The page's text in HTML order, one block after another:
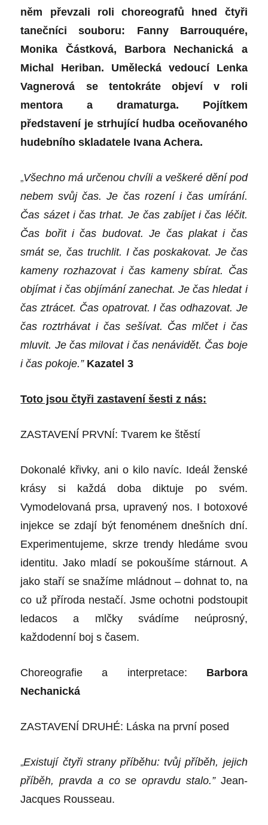
něm převzali roli choreografů hned čtyři
tanečníci souboru: Fanny Barrouquére,
Monika Částková, Barbora Nechanická a
Michal Heriban. Umělecká vedoucí Lenka
Vagnerová se tentokráte objeví v roli
mentora a dramaturga. Pojítkem
představení je strhující hudba oceňovaného
hudebního skladatele Ivana Achera.
„Všechno má určenou chvíli a veškeré dění pod
nebem svůj čas. Je čas rození i čas umírání.
Čas sázet i čas trhat. Je čas zabíjet i čas léčit.
Čas bořit i čas budovat. Je čas plakat i čas
smát se, čas truchlit. Ičas poskakovat. Je čas
kameny rozhazovat i čas kameny sbírat. Čas
objímat i čas objímání zanechat. Je čas hledat i
čas ztrácet. Čas opatrovat. I čas odhazovat. Je
čas roztrhávat i čas sešívat. Čas mlčet i čas
mluvit. Je čas milovat i čas nenávidět. Čas boje
i čas pokoje.” Kazatel 3
Toto jsou čtyři zastavení šesti z nás:
ZASTAVENÍ PRVNÍ: Tvarem ke štěstí
Dokonalé křivky, ani o kilo navíc. Ideál ženské
krásy si každá doba diktuje po svém.
Vymodelovaná prsa, upravený nos. I botoxové
injekce se zdají být fenoménem dnešních dní.
Experimentujeme, skrze trendy hledáme svou
identitu. Jako mladí se pokoušíme stárnout. A
jako staří se snažíme mládnout – dohnat to, na
co už příroda nestačí. Jsme ochotni podstoupit
ledacos a mlčky svádíme neúprosný,
každodenní boj s časem.
Choreografie a interpretace: Barbora
Nechanická
ZASTAVENÍ DRUHÉ: Láska na první posed
„Existují čtyři strany příběhu: tvůj příběh, jejich
příběh, pravda a co se opravdu stalo.”Jean-
Jacques Rousseau.